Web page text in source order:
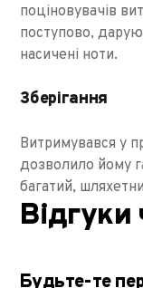
поціновувачів
поступово,
насичені ноти.
Зберігання
Витримувався у
дозволило йому
багатий,
Відгуки
Будьте-те